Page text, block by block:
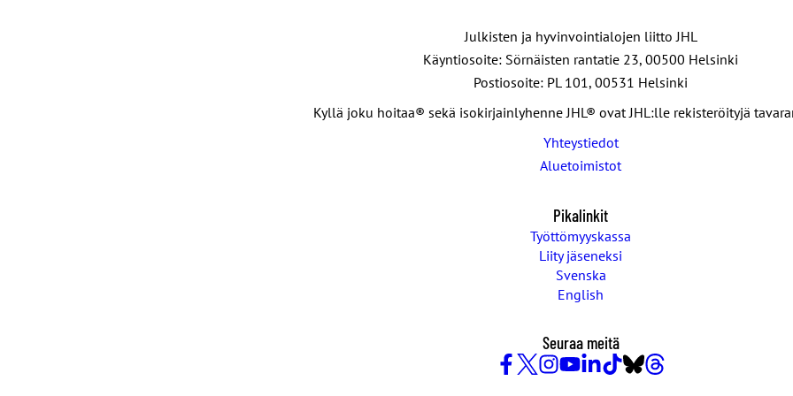
Julkisten ja hyvinvointialojen liitto JHL
Käyntiosoite: Sörnäisten rantatie 23, 00500 Helsinki
Postiosoite: PL 101, 00531 Helsinki
Kyllä joku hoitaa® sekä isokirjainlyhenne JHL® ovat JHL:lle rekisteröityjä
Yhteystiedot
Aluetoimistot
Pikalinkit
Työttömyyskassa
Liity jäseneksi
Svenska
English
Seuraa meitä